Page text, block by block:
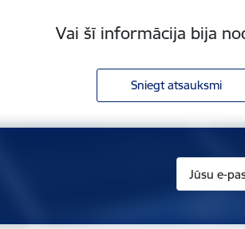
Vai šī informācija bija
Sniegt atsauksmi